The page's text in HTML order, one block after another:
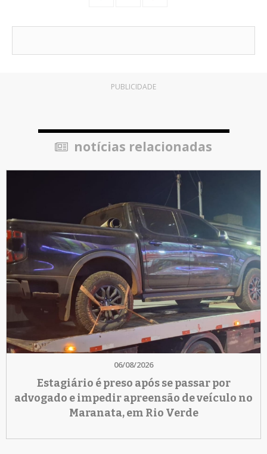
PUBLICIDADE
notícias relacionadas
06/08/2026
Estagiário é preso após se passar por
advogado e impedir apreensão de veículo no
Maranata, em Rio Verde